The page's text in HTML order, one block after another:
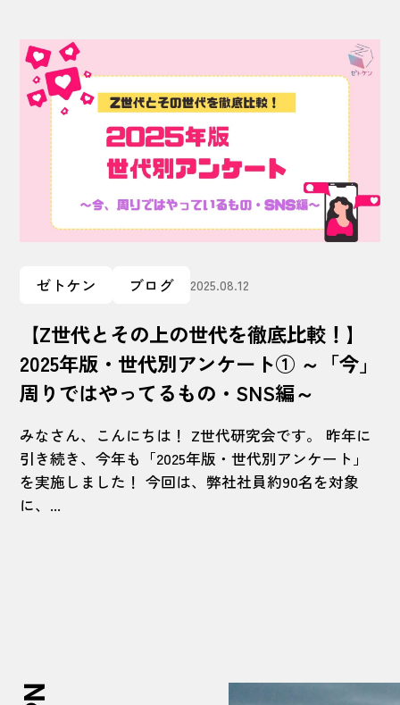
ゼトケン ブログ 2025.08.12
【Z世代とその上の世代を徹底比較！】
2025年版・世代別アンケート① ～「今」
周りではやってるもの・SNS編～
みなさん、こんにちは！ Z世代研究会です。 昨年に
引き続き、今年も「2025年版・世代別アンケート」
を実施しました！ 今回は、弊社社員約90名を対象
に、...